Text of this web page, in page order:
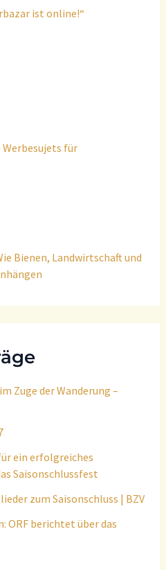
ist online!“
Werbesujets für
Bienen, Landwirtschaft und
Zuge der Wanderung –
ein erfolgreiches
Saisonschlussfest
zum Saisonschluss | BZV
ORF berichtet über das